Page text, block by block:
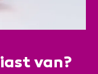
van?